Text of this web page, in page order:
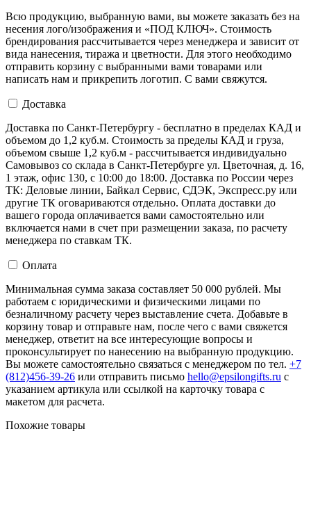
Всю продукцию, выбранную вами, вы можете заказать без на
несения лого/изображения и «ПОД КЛЮЧ». Стоимость
брендирования рассчитывается через менеджера и зависит от
вида нанесения, тиража и цветности. Для этого необходимо
отправить корзину с выбранными вами товарами или
написать нам и прикрепить логотип. С вами свяжутся.
Доставка
Доставка по Санкт-Петербургу - бесплатно в пределах КАД и
объемом до 1,2 куб.м. Стоимость за пределы КАД и груза,
объемом свыше 1,2 куб.м - рассчитывается индивидуально
Самовывоз со склада в Санкт-Петербурге ул. Цветочная, д. 16,
1 этаж, офис 130, с 10:00 до 18:00. Доставка по России через
ТК: Деловые линии, Байкал Сервис, СДЭК, Экспресс.ру или
другие ТК оговариваются отдельно. Оплата доставки до
вашего города оплачивается вами самостоятельно или
включается нами в счет при размещении заказа, по расчету
менеджера по ставкам ТК.
Оплата
Минимальная сумма заказа составляет 50 000 рублей. Мы
работаем с юридическими и физическими лицами по
безналичному расчету через выставление счета. Добавьте в
корзину товар и отправьте нам, после чего с вами свяжется
менеджер, ответит на все интересующие вопросы и
проконсультирует по нанесению на выбранную продукцию.
Вы можете самостоятельно связаться с менеджером по тел. +7
(812)456-39-26 или отправить письмо hello@epsilongifts.ru с
указанием артикула или ссылкой на карточку товара с
макетом для расчета.
Похожие товары